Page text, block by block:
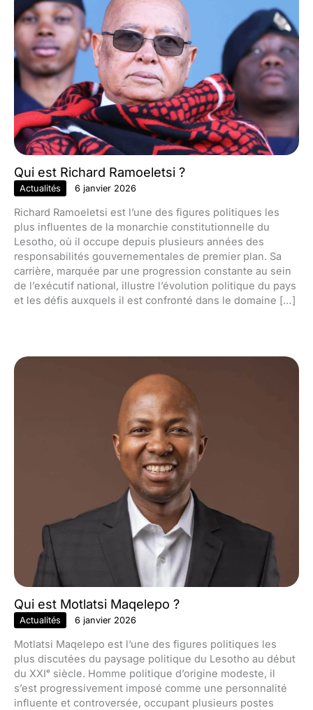
Qui est Richard Ramoeletsi ?
Actualités 6 janvier 2026
Richard Ramoeletsi est l’une des figures politiques les
plus influentes de la monarchie constitutionnelle du
Lesotho, où il occupe depuis plusieurs années des
responsabilités gouvernementales de premier plan. Sa
carrière, marquée par une progression constante au sein
de l’exécutif national, illustre l’évolution politique du pays
et les défis auxquels il est confronté dans le domaine […]
Qui est Motlatsi Maqelepo ?
Actualités 6 janvier 2026
Motlatsi Maqelepo est l’une des figures politiques les
plus discutées du paysage politique du Lesotho au début
du XXIᵉ siècle. Homme politique d’origine modeste, il
s’est progressivement imposé comme une personnalité
influente et controversée, occupant plusieurs postes